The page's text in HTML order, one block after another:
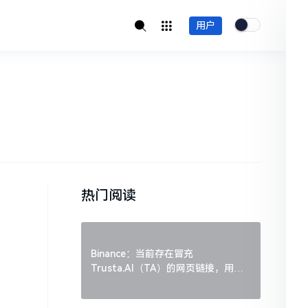
用户
热门阅读
Binance：当前存在冒充
Trusta.AI（TA）的网页链接，用户